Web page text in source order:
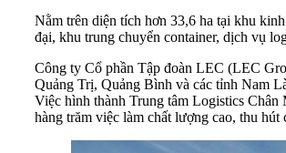
Nằm trên diện tích hơn 33,6 ha tại khu
đại, khu trung chuyển container, dịch vụ
Công ty Cổ phần Tập đoàn LEC (LEC
Quảng Trị, Quảng Bình và các tỉnh Nam
Việc hình thành Trung tâm Logistics Chân
hàng trăm việc làm chất lượng cao, thu